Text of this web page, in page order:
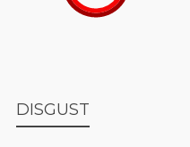
DISGUST